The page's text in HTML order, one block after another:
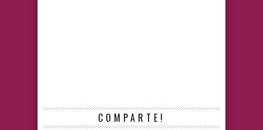
COMPARTE!